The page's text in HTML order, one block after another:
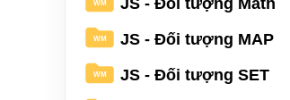
WM
WM JS - Đối tượng MAP
WM JS - Đối tượng SET